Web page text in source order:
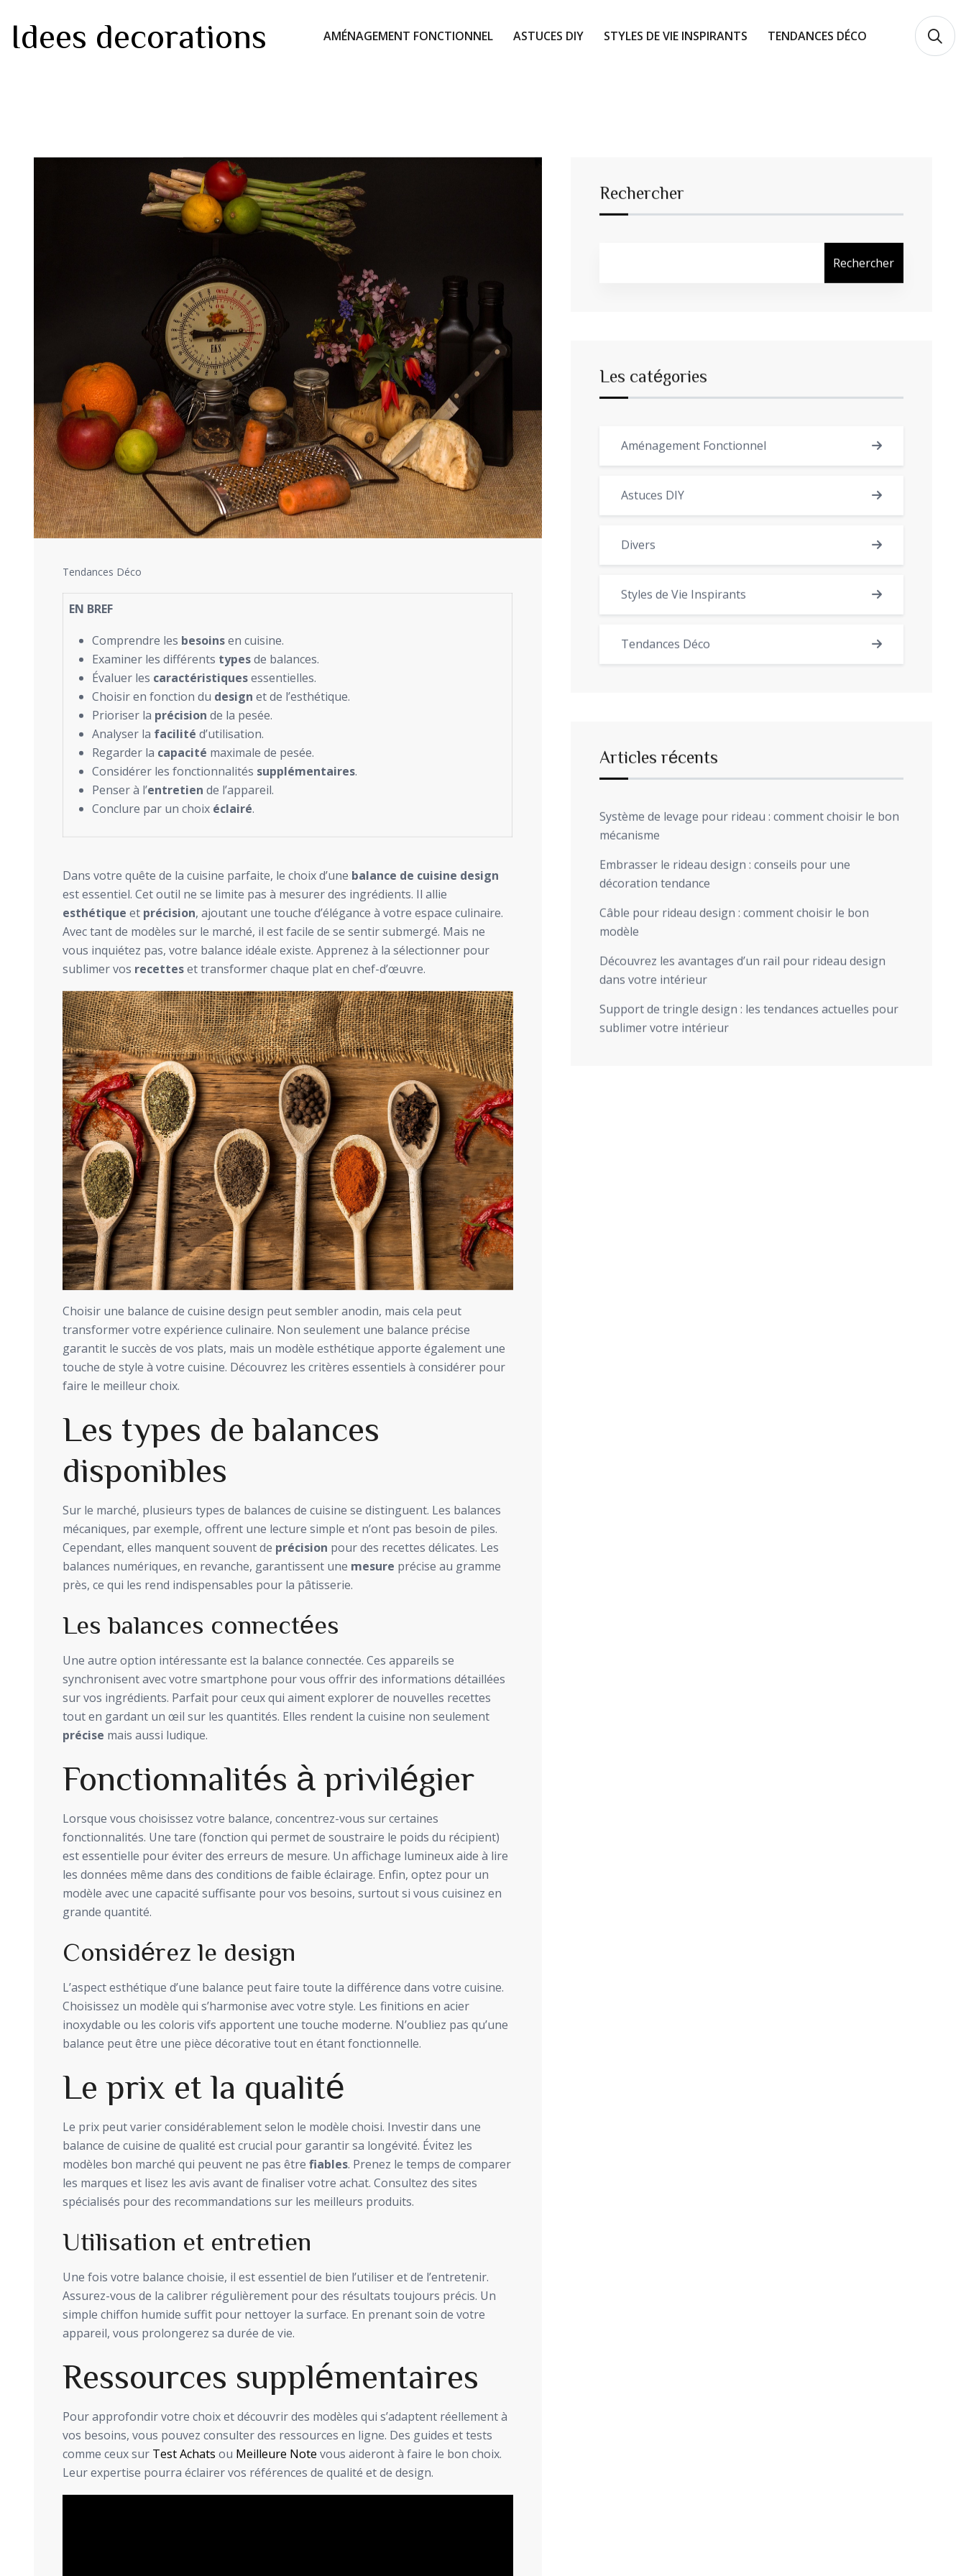
Idees decorations AMÉNAGEMENT FONCTIONNEL ASTUCES DIY STYLES DE VIE INSPIRANTS TENDANCES DÉCO
Tendances Déco
EN BREF
Comprendre les besoinsen cuisine.
Examiner les différents typesde balances.
Évaluer les caractéristiquesessentielles.
Choisir en fonction du design et de l’esthétique.
Prioriser la précision de la pesée.
Analyser la facilité d’utilisation.
Regarder la capacité maximale de pesée.
Considérer les fonctionnalités supplémentaires.
Penser à l’entretien de l’appareil.
Conclure par un choix éclairé.
Dans votre quête de la cuisine parfaite, le choix d’une balance de cuisine design
est essentiel. Cet outil ne se limite pas à mesurer des ingrédients. Il allie
esthétique et précision, ajoutant une touche d’élégance à votre espace culinaire.
Avec tant de modèles sur le marché, il est facile de se sentir submergé. Mais ne
vous inquiétez pas, votre balance idéale existe. Apprenez à la sélectionner pour
sublimer vos recetteset transformer chaque plat en chef-d’œuvre.
Choisir une balance de cuisine design peut sembler anodin, mais cela peut
transformer votre expérience culinaire. Non seulement une balance précise
garantit le succès de vos plats, mais un modèle esthétique apporte également une
touche de style à votre cuisine. Découvrez les critères essentiels à considérer pour
faire le meilleur choix.
Les types de balances
disponibles
Sur le marché, plusieurs types de balances de cuisine se distinguent. Les balances
mécaniques, par exemple, offrent une lecture simple et n’ont pas besoin de piles.
Cependant, elles manquent souvent de précision pour des recettes délicates. Les
balances numériques, en revanche, garantissent une mesure précise au gramme
près, ce qui les rend indispensables pour la pâtisserie.
Les balances connectées
Une autre option intéressante est la balance connectée. Ces appareils se
synchronisent avec votre smartphone pour vous offrir des informations détaillées
sur vos ingrédients. Parfait pour ceux qui aiment explorer de nouvelles recettes
tout en gardant un œil sur les quantités. Elles rendent la cuisine non seulement
précise mais aussi ludique.
Fonctionnalités à privilégier
Lorsque vous choisissez votre balance, concentrez-vous sur certaines
fonctionnalités. Une tare (fonction qui permet de soustraire le poids du récipient)
est essentielle pour éviter des erreurs de mesure. Un affichage lumineux aide à lire
les données même dans des conditions de faible éclairage. Enfin, optez pour un
modèle avec une capacité suffisante pour vos besoins, surtout si vous cuisinez en
grande quantité.
Considérez le design
L’aspect esthétique d’une balance peut faire toute la différence dans votre cuisine.
Choisissez un modèle qui s’harmonise avec votre style. Les finitions en acier
inoxydable ou les coloris vifs apportent une touche moderne. N’oubliez pas qu’une
balance peut être une pièce décorative tout en étant fonctionnelle.
Le prix et la qualité
Le prix peut varier considérablement selon le modèle choisi. Investir dans une
balance de cuisine de qualité est crucial pour garantir sa longévité. Évitez les
modèles bon marché qui peuvent ne pas être fiables. Prenez le temps de comparer
les marques et lisez les avis avant de finaliser votre achat. Consultez des sites
spécialisés pour des recommandations sur les meilleurs produits.
Utilisation et entretien
Une fois votre balance choisie, il est essentiel de bien l’utiliser et de l’entretenir.
Assurez-vous de la calibrer régulièrement pour des résultats toujours précis. Un
simple chiffon humide suffit pour nettoyer la surface. En prenant soin de votre
appareil, vous prolongerez sa durée de vie.
Ressources supplémentaires
Pour approfondir votre choix et découvrir des modèles qui s’adaptent réellement à
vos besoins, vous pouvez consulter des ressources en ligne. Des guides et tests
comme ceux sur Test Achats ou Meilleure Note vous aideront à faire le bon choix.
Leur expertise pourra éclairer vos références de qualité et de design.
Rechercher
Rechercher
Les catégories
Aménagement Fonctionnel
Astuces DIY
Divers
Styles de Vie Inspirants
Tendances Déco
Articles récents
Système de levage pour rideau : comment choisir le bon
mécanisme
Embrasser le rideau design : conseils pour une
décoration tendance
Câble pour rideau design : comment choisir le bon
modèle
Découvrez les avantages d’un rail pour rideau design
dans votre intérieur
Support de tringle design : les tendances actuelles pour
sublimer votre intérieur